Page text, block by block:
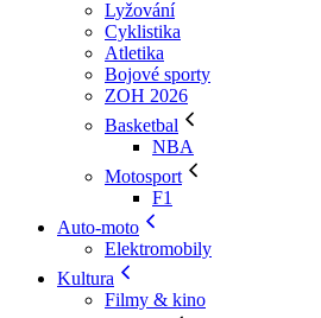
Lyžování
Cyklistika
Atletika
Bojové sporty
ZOH 2026
Basketbal
NBA
Motosport
F1
Auto-moto
Elektromobily
Kultura
Filmy & kino